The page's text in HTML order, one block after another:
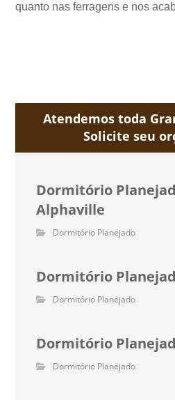
quanto nas ferragens e nos
Atendemos toda
Solicite seu
Dormitório
Alphaville
Dormitório Planejado
Dormitório
Dormitório Planejado
Dormitório
Dormitório Planejado